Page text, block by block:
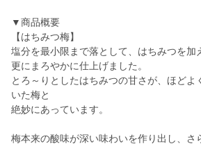
▼商品概要
【はちみつ梅】
塩分を最小限まで落として、はちみつを加
更にまろやかに仕上げました。
とろ～りとしたはちみつの甘さが、ほどよ
いた梅と
絶妙にあっています。
梅本来の酸味が深い味わいを作り出し、さ